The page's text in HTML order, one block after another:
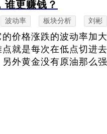
谁更赚钱？
波动率 板块分析 刘彬
价格涨跌的波动率加
就是每次在低点切进
外黄金没有原油那么